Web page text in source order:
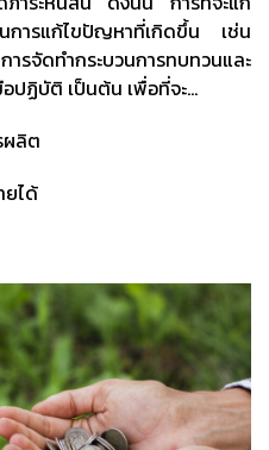
นการแก้ไขปัญหาที่เกิดขึ้น เช่น
จัดทำกระบวนการทบทวนและ
อปฏิบัติ เป็นต้น เพื่อที่จะ…
ผลิต
ยได้